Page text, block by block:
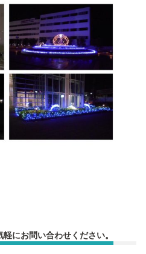
にお問い合わせください。